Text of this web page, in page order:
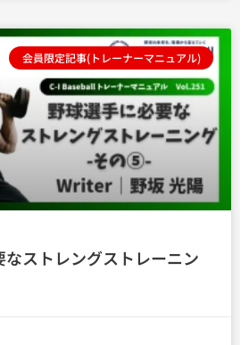
会員限定記事(トレーナーマニュアル)
ストレングストレーニン